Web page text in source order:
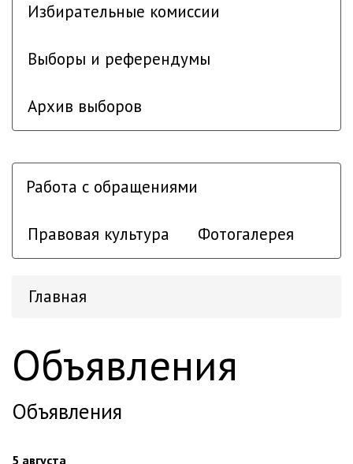
Избирательные комиссии
Выборы и референдумы
Архив выборов
Работа с обращениями
Правовая культура Фотогалерея
Главная
Объявления
Объявления
5 августа